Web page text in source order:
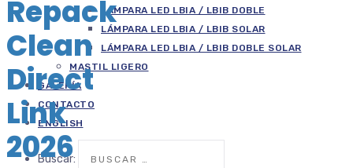
LÁMPARA LED LBIA / LBIB DOBLE
LÁMPARA LED LBIA / LBIB SOLAR
LÁMPARA LED LBIA / LBIB DOBLE SOLAR
MASTIL LIGERO
GALERÍA
CONTACTO
ENGLISH
Buscar:
Repack
Clean
Direct
Link
2026